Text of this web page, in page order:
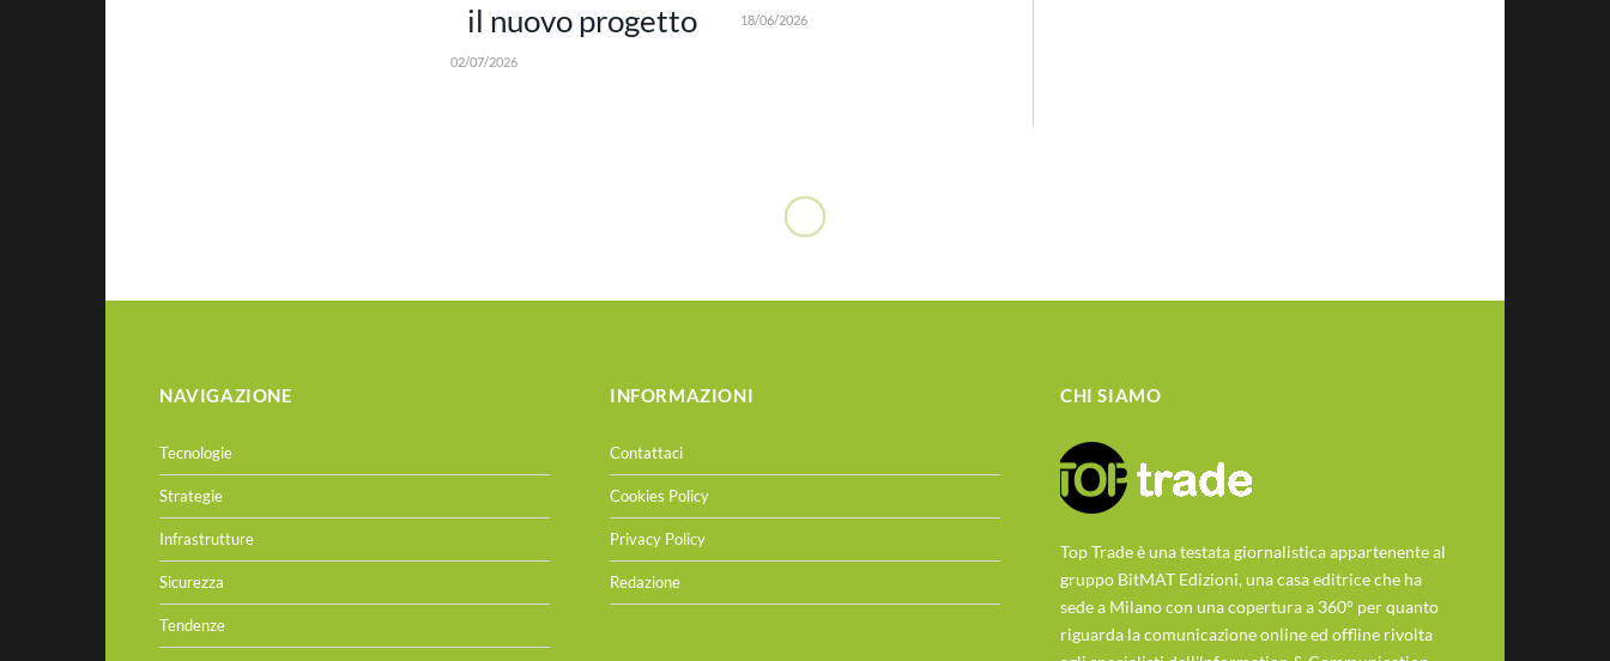
il nuovo progetto
02/07/2026
18/06/2026
NAVIGAZIONE
Tecnologie
Strategie
Infrastrutture
Sicurezza
Tendenze
INFORMAZIONI
Contattaci
Cookies Policy
Privacy Policy
Redazione
CHI SIAMO
Top Trade è una testata giornalistica appartenente al
gruppo BitMAT Edizioni, una casa editrice che ha
sede a Milano con una copertura a 360° per quanto
riguarda la comunicazione online ed offline rivolta